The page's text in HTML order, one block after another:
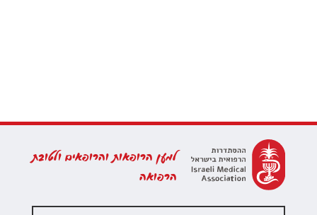
למען הרופאות והרופאים ולטובת
הרפואה